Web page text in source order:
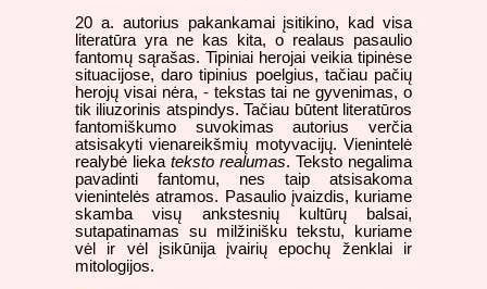
20 a. autorius pakankamai įsitikino, kad visa
literatūra yra ne kas kita, o realaus pasaulio
fantomų sąrašas. Tipiniai herojai veikia tipinėse
situacijose, daro tipinius poelgius, tačiau pačių
herojų visai nėra, - tekstas tai ne gyvenimas, o
tik iliuzorinis atspindys. Tačiau būtent literatūros
fantomiškumo suvokimas autorius verčia
atsisakyti vienareikšmių motyvacijų. Vienintelė
realybė lieka teksto realumas. Teksto negalima
pavadinti fantomu, nes taip atsisakoma
vienintelės atramos. Pasaulio įvaizdis, kuriame
skamba visų ankstesnių kultūrų balsai,
sutapatinamas su milžinišku tekstu, kuriame
vėl ir vėl įsikūnija įvairių epochų ženklai ir
mitologijos.